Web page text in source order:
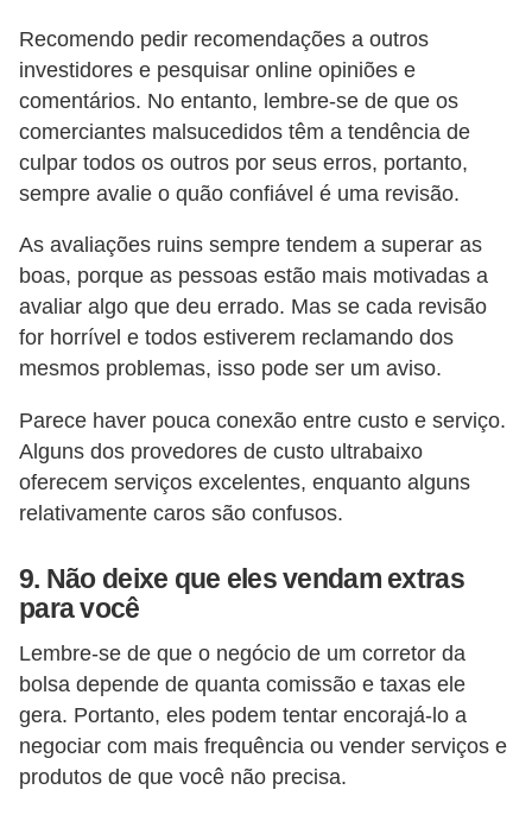
Recomendo pedir recomendações a outros
investidores e pesquisar online opiniões e
comentários. No entanto, lembre-se de que os
comerciantes malsucedidos têm a tendência de
culpar todos os outros por seus erros, portanto,
sempre avalie o quão confiável é uma revisão.
As avaliações ruins sempre tendem a superar as
boas, porque as pessoas estão mais motivadas a
avaliar algo que deu errado. Mas se cada revisão
for horrível e todos estiverem reclamando dos
mesmos problemas, isso pode ser um aviso.
Parece haver pouca conexão entre custo e serviço.
Alguns dos provedores de custo ultrabaixo
oferecem serviços excelentes, enquanto alguns
relativamente caros são confusos.
9. Não deixe que eles vendam extras
para você
Lembre-se de que o negócio de um corretor da
bolsa depende de quanta comissão e taxas ele
gera. Portanto, eles podem tentar encorajá-lo a
negociar com mais frequência ou vender serviços e
produtos de que você não precisa.